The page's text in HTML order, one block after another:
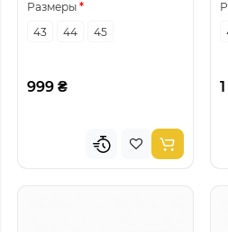
Размеры
43
44 45
999 ₴